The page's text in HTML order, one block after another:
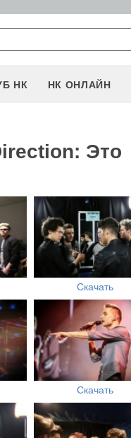
НК НК ОНЛАЙН
Это
Скачать
Скачать